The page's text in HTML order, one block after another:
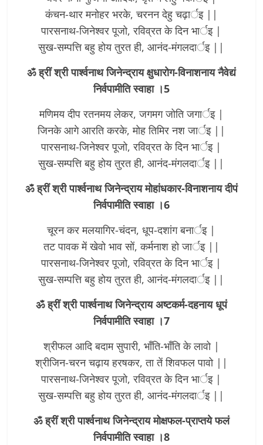
कंचन-थार मनोहर भरके, चरनन देहु चढ़ार्इ ||
पारसनाथ-जिनेश्वर पूजो, रविव्रत के दिन भार्इ |
सुख-सम्पत्ति बहु होय तुरत ही, आनंद-मंगलदार्इ ||
ॐ ह्रीं श्री पार्श्वनाथ जिनेन्द्राय क्षुधारोग-विनाशनाय नैवेद्यं
निर्वपामीति स्वाहा ।5
मणिमय दीप रतनमय लेकर, जगमग जोति जगार्इ |
जिनके आगे आरति करके, मोह तिमिर नश जार्इ ||
पारसनाथ-जिनेश्वर पूजो, रविव्रत के दिन भार्इ |
सुख-सम्पत्ति बहु होय तुरत ही, आनंद-मंगलदार्इ ||
ॐ ह्रीं श्री पार्श्वनाथ जिनेन्द्राय मोहांधकार-विनाशनाय दीपं
निर्वपामीति स्वाहा ।6
चूरन कर मलयागिर-चंदन, धूप-दशांग बनार्इ |
तट पावक में खेवो भाव सों, कर्मनाश हो जार्इ ||
पारसनाथ-जिनेश्वर पूजो, रविव्रत के दिन भार्इ |
सुख-सम्पत्ति बहु होय तुरत ही, आनंद-मंगलदार्इ ||
ॐ ह्रीं श्री पार्श्वनाथ जिनेन्द्राय अष्टकर्म-दहनाय धूपं
निर्वपामीति स्वाहा ।7
श्रीफल आदि बदाम सुपारी, भाँति-भाँति के लावो |
श्रीजिन-चरन चढ़ाय हरषकर, ता तें शिवफल पावो ||
पारसनाथ-जिनेश्वर पूजो, रविव्रत के दिन भार्इ |
सुख-सम्पत्ति बहु होय तुरत ही, आनंद-मंगलदार्इ ||
ॐ ह्रीं श्री पार्श्वनाथ जिनेन्द्राय मोक्षफल-प्राप्तये फलं
निर्वपामीति स्वाहा ।8